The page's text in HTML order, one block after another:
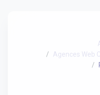
Agences Web